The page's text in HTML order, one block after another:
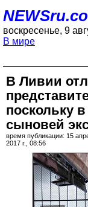
воскресенье, 9
В мире
В Ливии
поскольку
сыновей
время публикации: 15
2017 г., 08:56